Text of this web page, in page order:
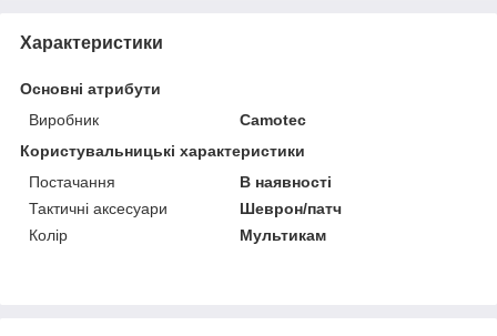
Характеристики
Основні атрибути
Виробник
Camotec
Користувальницькі характеристики
Постачання
В наявності
Тактичні аксесуари
Шеврон/патч
Колір
Мультикам